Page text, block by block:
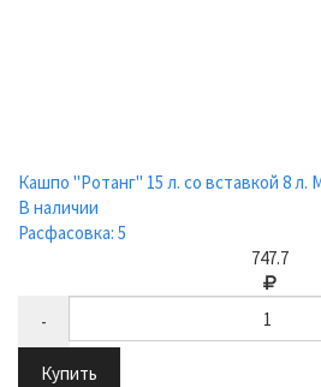
Кашпо "Ротанг" 15 л. со вставкой 8 л.
В наличии
Расфасовка: 5
747.7
-
Купить